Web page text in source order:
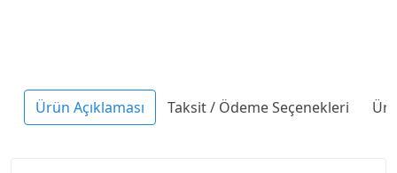
Ürün Açıklaması Taksit / Ödeme Seçenekleri